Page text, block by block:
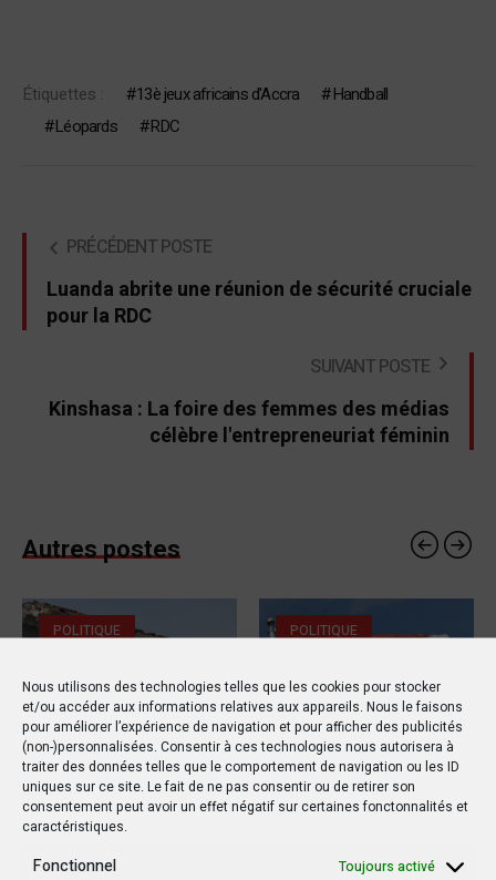
Nous utilisons des technologies telles que les cookies pour stocker
et/ou accéder aux informations relatives aux appareils. Nous le faisons
pour améliorer l’expérience de navigation et pour afficher des publicités
(non-)personnalisées. Consentir à ces technologies nous autorisera à
traiter des données telles que le comportement de navigation ou les ID
uniques sur ce site. Le fait de ne pas consentir ou de retirer son
consentement peut avoir un effet négatif sur certaines fonctonnalités et
caractéristiques.
Fonctionnel Toujours activé
Étiquettes : 13è jeux africains d'Accra
Handball
Léopards
RDC
PRÉCÉDENT POSTE
Luanda abrite une réunion de sécurité cruciale
pour la RDC
SUIVANT POSTE
Kinshasa : La foire des femmes des médias
célèbre l'entrepreneuriat féminin
Autres postes
POLITIQUE
15 MARS 2019
RDC : Un rapport de l’ONU
détaille les horreurs de
la violence à Yumbi
POLITIQUE
20 OCTOBRE 2019
Le drapeau d’un pays